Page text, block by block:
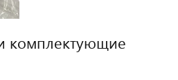
комплектующие